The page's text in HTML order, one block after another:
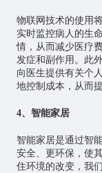
物联网技术的使用
实时监控病人的生
情，从而减少医疗
发症和副作用。此
向医生提供有关个
地控制成本，从而
4、智能家居
智能家居是通过智
安全、更环保，使
住环境的改变，我